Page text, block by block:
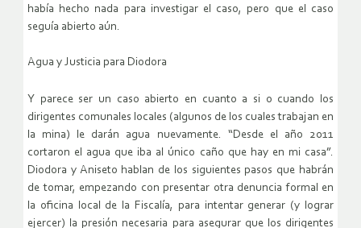
había hecho nada para investigar el caso, pero que el caso
seguía abierto aún.
Agua y Justicia para Diodora
Y parece ser un caso abierto en cuanto a si o cuando los
dirigentes comunales locales (algunos de los cuales trabajan en
la mina) le darán agua nuevamente. “Desde el año 2011
cortaron el agua que iba al único caño que hay en mi casa”.
Diodora y Aniseto hablan de los siguientes pasos que habrán
de tomar, empezando con presentar otra denuncia formal en
la oficina local de la Fiscalía, para intentar generar (y lograr
ejercer) la presión necesaria para asegurar que los dirigentes